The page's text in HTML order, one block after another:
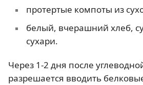
протертые компоты из
белый, вчерашний хлеб,
сухари.
Через 1-2 дня после
разрешается вводить